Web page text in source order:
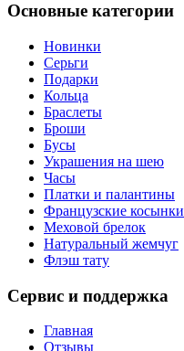
Основные категории
Новинки
Серьги
Подарки
Кольца
Браслеты
Броши
Бусы
Украшения на шею
Часы
Платки и палантины
Французские косынки
Меховой брелок
Натуральный жемчуг
Флэш тату
Сервис и поддержка
Главная
Отзывы